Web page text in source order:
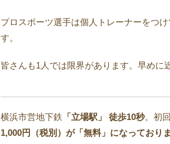
プロスポーツ選手は個人トレーナーをつ
す。
皆さんも1人では限界があります。早めに
横浜市営地下鉄 「立場駅」 徒歩10秒。初
1,000円（税別）が「無料」になっており